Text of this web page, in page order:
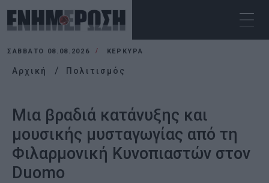
ΣΆΒΒΑΤΟ 08.08.2026 ΚΕΡΚΥΡΑ
Αρχική Πολιτισμός
Μια βραδιά κατάνυξης και
μουσικής μυσταγωγίας από τη
Φιλαρμονική Κυνοπιαστών στον
Duomo